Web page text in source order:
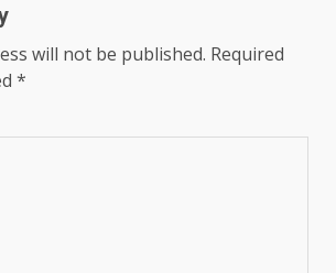
will not be published. Required
*